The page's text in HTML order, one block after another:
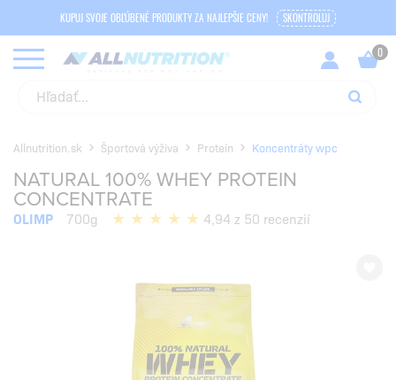
KUPUJ SVOJE OBĽÚBENÉ PRODUKTY ZA NAJLEPŠIE CENY! SKONTROLUJ
Allnutrition.sk Športová výživa Proteín Koncentráty wpc
NATURAL 100% WHEY PROTEIN
CONCENTRATE
OLIMP 700g 4,94 z 50 recenzií